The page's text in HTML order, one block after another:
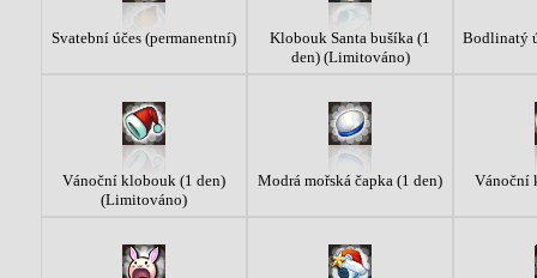
Svatební účes (permanentní)
Klobouk Santa bušíka (1
den) (Limitováno)
Bodlinatý
Vánoční klobouk (1 den)
(Limitováno)
Modrá mořská čapka (1 den) Vánoční